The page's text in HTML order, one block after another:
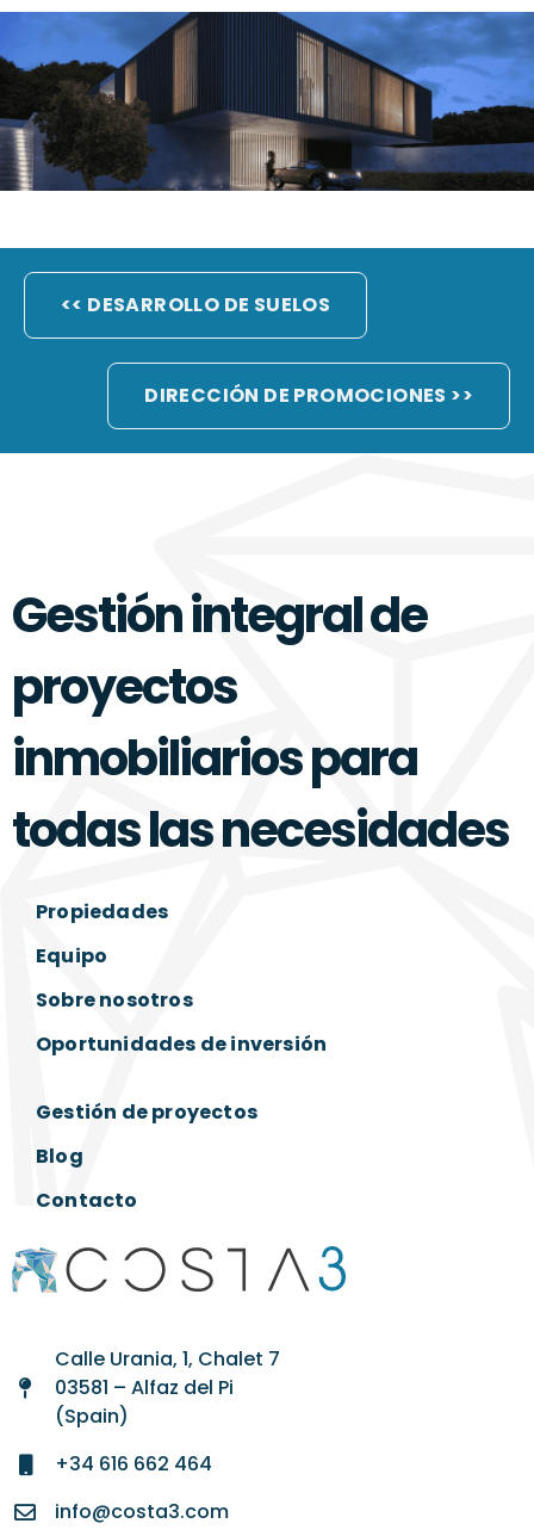
<< DESARROLLO DE SUELOS
DIRECCIÓN DE PROMOCIONES >>
Gestión integral de
proyectos
inmobiliarios para
todas las necesidades
Propiedades
Equipo
Sobre nosotros
Oportunidades de inversión
Gestión de proyectos
Blog
Contacto
Calle Urania, 1, Chalet 7
03581 – Alfaz del Pi
(Spain)
+34 616 662 464
info@costa3.com